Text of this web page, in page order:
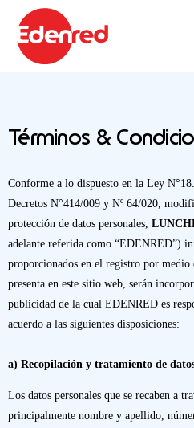
Términos &
Conforme a lo dispuesto en la Ley
Decretos N°414/009 y Nº 64/020,
protección de datos personales,
adelante referida como “EDENRED”)
proporcionados en el registro por
presenta en este sitio web, serán
publicidad de la cual EDENRED es
acuerdo a las siguientes disposiciones:
a) Recopilación y tratamiento de
Los datos personales que se recaben a
principalmente nombre y apellido,